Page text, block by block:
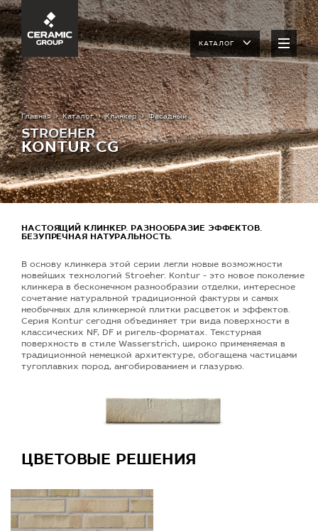
КАТАЛОГ
Главная Каталог Клинкер Фасадный
STROEHER
KONTUR CG
НАСТОЯЩИЙ КЛИНКЕР. РАЗНООБРАЗИЕ ЭФФЕКТОВ.
БЕЗУПРЕЧНАЯ НАТУРАЛЬНОСТЬ.
В основу клинкера этой серии легли новые возможности
новейших технологий Stroeher. Kontur - это новое поколение
клинкера в бесконечном разнообразии отделки, интересное
сочетание натуральной традиционной фактуры и самых
необычных для клинкерной плитки расцветок и эффектов.
Серия Kontur сегодня объединяет три вида поверхности в
классических NF, DF и ригель-форматах. Текстурная
поверхность в стиле Wasserstrich, широко применяемая в
традиционной немецкой архитектуре, обогащена частицами
тугоплавких пород, ангобированием и глазурью.
ЦВЕТОВЫЕ РЕШЕНИЯ